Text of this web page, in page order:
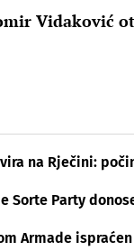
Vidaković
na Rječini:
Sorte Party
Armade